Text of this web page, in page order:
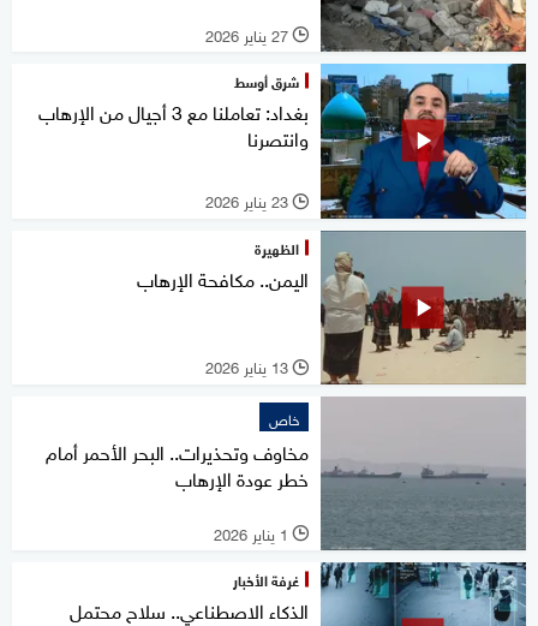
l 27 يناير 2026
شرق أوسط
بغداد: تعاملنا مع 3 أجيال من الإرهاب
وانتصرنا
l 23 يناير 2026
الظهيرة
اليمن.. مكافحة الإرهاب
l 13 يناير 2026
خاص
مخاوف وتحذيرات.. البحر الأحمر أمام
خطر عودة الإرهاب
l 1 يناير 2026
غرفة الأخبار
الذكاء الاصطناعي.. سلاح محتمل